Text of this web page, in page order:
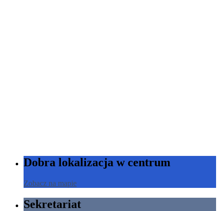
Dobra lokalizacja w centrum
Zobacz na mapie
Sekretariat